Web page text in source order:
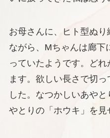
お母さんに、ヒト型ぬ
ながら、Mちゃんは廊下
っていたようです。ど
ます。欲しい長さで切
した。なつかしいあや
やとりの「ホウキ」を見